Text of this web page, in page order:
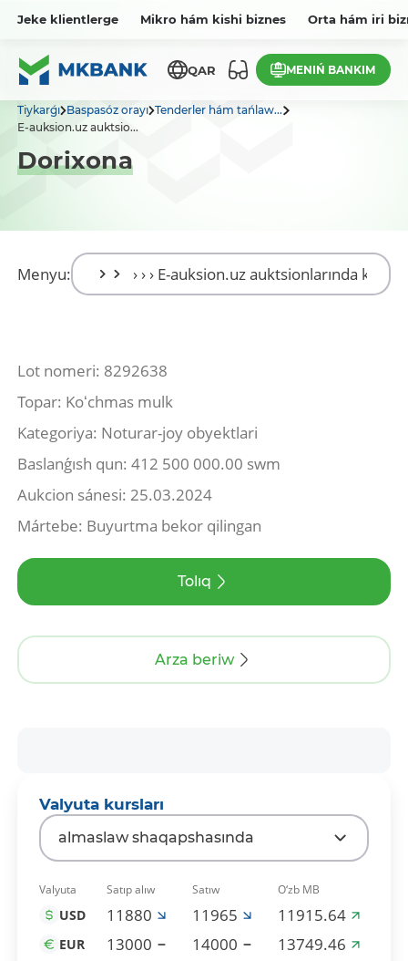
Jeke klientlerge Mikro hám kishi biznes Orta hám iri
QAR MENIŃ BANKIM
Tiykarǵı Baspasóz orayı Tenderler hám tańlaw...
E-auksion.uz auktsio...
Dorixona
Menyu:
Lot nomeri: 8292638
Topar: Koʻchmas mulk
Kategoriya: Noturar-joy obyektlari
Baslanǵısh qun: 412 500 000.00 swm
Aukcion sánesi: 25.03.2024
Mártebe: Buyurtma bekor qilingan
Tolıq
Arza beriw
Valyuta kursları
almaslaw shaqapshasında
Valyuta Satıp alıw Satıw O‘zb MB
USD 11880 11965 11915.64
EUR 13000 14000 13749.46